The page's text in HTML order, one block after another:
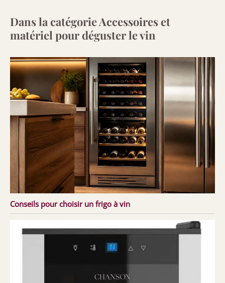
Dans la catégorie Accessoires et
matériel pour déguster le vin
Conseils pour choisir un frigo à vin